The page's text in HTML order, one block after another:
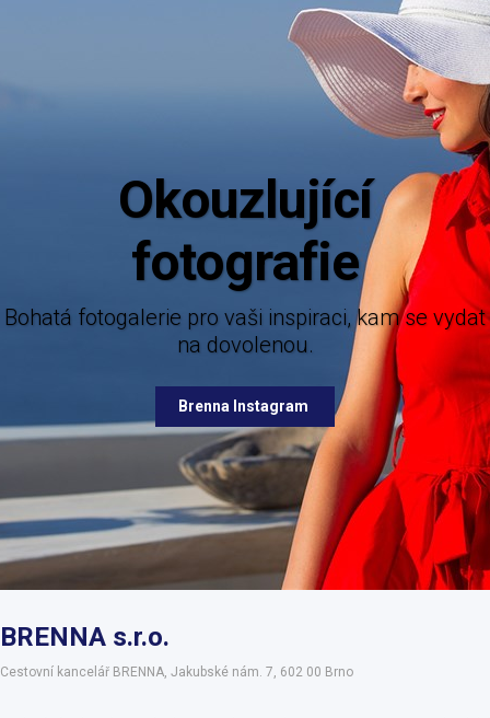
pro vaši inspiraci, kam se vydat
Brenna Instagram
Aktuální
Mějte dokonalý přehled o novinkách z
nabízených destinací.
Brenna Facebook
BRENNA s.r.o.
Cestovní kancelář BRENNA, Jakubské nám. 7, 602 00 Brno